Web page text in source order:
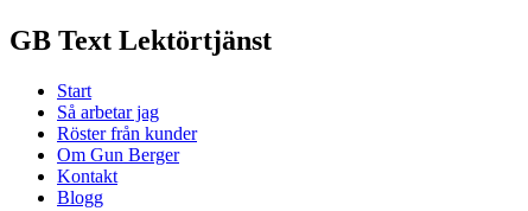
GB Text Lektörtjänst
Start
Så arbetar jag
Röster från kunder
Om Gun Berger
Kontakt
Blogg